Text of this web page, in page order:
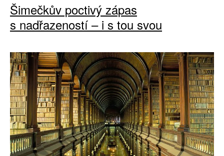
Šimečkův poctivý zápas
s nadřazeností – i s tou svou